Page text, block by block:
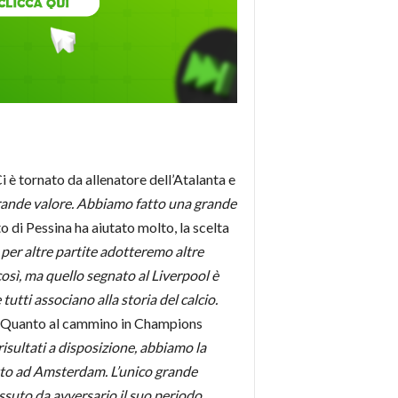
è tornato da allenatore dell’Atalanta e
valore. Abbiamo fatto una grande
di Pessina ha aiutato molto, la scelta
per altre partite adotteremo altre
ma quello segnato al Liverpool è
associano alla storia del calcio.
Quanto al cammino in Champions
a disposizione, abbiamo la
ad Amsterdam. L’unico grande